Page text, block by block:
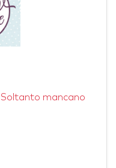
Soltanto mancano